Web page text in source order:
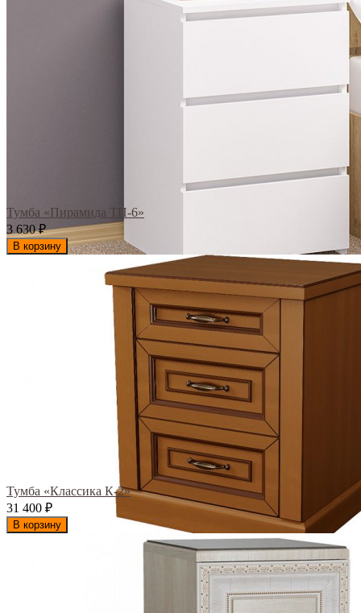
Тумба «Пирамида ТП-6»
3 630₽
В корзину
Тумба «Классика К-2»
31 400 ₽
В корзину